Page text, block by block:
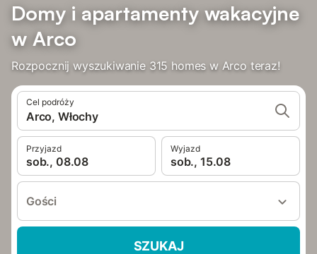
Domy i apartamenty wakacyjne
w Arco
Rozpocznij wyszukiwanie 315 homes w Arco teraz!
Cel podróży
Arco, Włochy
Przyjazd
sob., 08.08
Wyjazd
sob., 15.08
Gości
SZUKAJ